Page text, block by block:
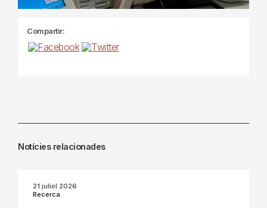
Compartir:
Notícies relacionades
21 juliol 2026
Recerca